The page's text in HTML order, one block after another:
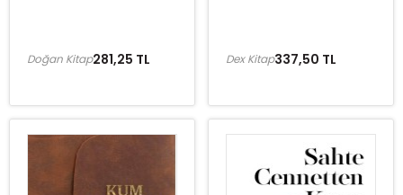
281,25 TL
Doğan Kitap 337,50 TL
Dex Kitap